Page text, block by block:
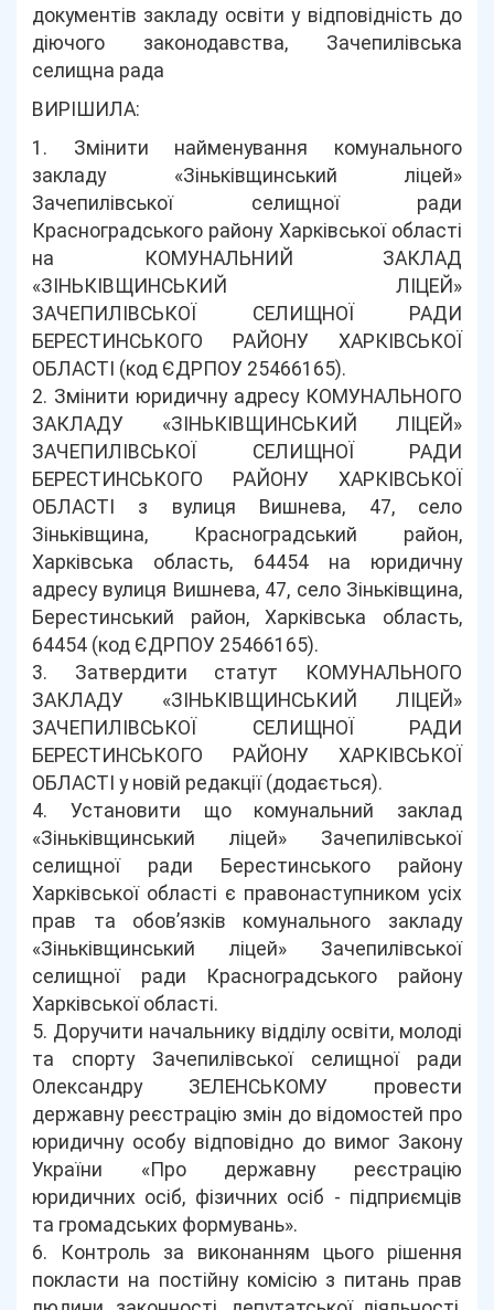
документів закладу освіти у відповідність до
діючого законодавства, Зачепилівська
селищна рада
ВИРІШИЛА:
1. Змінити найменування комунального
закладу «Зіньківщинський ліцей»
Зачепилівської селищної ради
Красноградського району Харківської області
на КОМУНАЛЬНИЙ ЗАКЛАД
«ЗІНЬКІВЩИНСЬКИЙ ЛІЦЕЙ»
ЗАЧЕПИЛІВСЬКОЇ СЕЛИЩНОЇ РАДИ
БЕРЕСТИНСЬКОГО РАЙОНУ ХАРКІВСЬКОЇ
ОБЛАСТІ (код ЄДРПОУ 25466165).
2. Змінити юридичну адресу КОМУНАЛЬНОГО
ЗАКЛАДУ «ЗІНЬКІВЩИНСЬКИЙ ЛІЦЕЙ»
ЗАЧЕПИЛІВСЬКОЇ СЕЛИЩНОЇ РАДИ
БЕРЕСТИНСЬКОГО РАЙОНУ ХАРКІВСЬКОЇ
ОБЛАСТІ з вулиця Вишнева, 47, село
Зіньківщина, Красноградський район,
Харківська область, 64454 на юридичну
адресу вулиця Вишнева, 47, село Зіньківщина,
Берестинський район, Харківська область,
64454 (код ЄДРПОУ 25466165).
3. Затвердити статут КОМУНАЛЬНОГО
ЗАКЛАДУ «ЗІНЬКІВЩИНСЬКИЙ ЛІЦЕЙ»
ЗАЧЕПИЛІВСЬКОЇ СЕЛИЩНОЇ РАДИ
БЕРЕСТИНСЬКОГО РАЙОНУ ХАРКІВСЬКОЇ
ОБЛАСТІ у новій редакції (додається).
4. Установити що комунальний заклад
«Зіньківщинський ліцей» Зачепилівської
селищної ради Берестинського району
Харківської області є правонаступником усіх
прав та обов’язків комунального закладу
«Зіньківщинський ліцей» Зачепилівської
селищної ради Красноградського району
Харківської області.
5. Доручити начальнику відділу освіти, молоді
та спорту Зачепилівської селищної ради
Олександру ЗЕЛЕНСЬКОМУ провести
державну реєстрацію змін до відомостей про
юридичну особу відповідно до вимог Закону
України «Про державну реєстрацію
юридичних осіб, фізичних осіб - підприємців
та громадських формувань».
6. Контроль за виконанням цього рішення
покласти на постійну комісію з питань прав